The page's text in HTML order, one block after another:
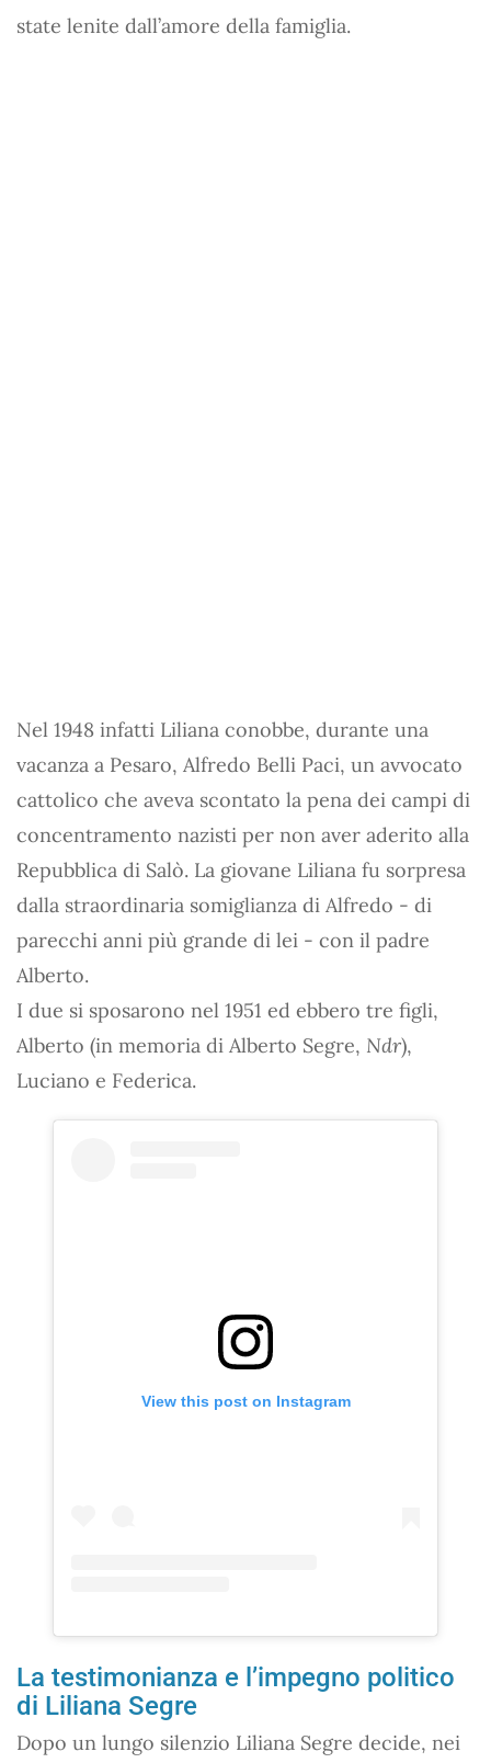
state lenite dall’amore della famiglia.
Nel 1948 infatti Liliana conobbe, durante una
vacanza a Pesaro, Alfredo Belli Paci, un avvocato
cattolico che aveva scontato la pena dei campi di
concentramento nazisti per non aver aderito alla
Repubblica di Salò. La giovane Liliana fu sorpresa
dalla straordinaria somiglianza di Alfredo - di
parecchi anni più grande di lei - con il padre
Alberto.
I due si sposarono nel 1951 ed ebbero tre figli,
Alberto (in memoria di Alberto Segre, Ndr),
Luciano e Federica.
View this post on Instagram
La testimonianza e l’impegno politico
di Liliana Segre
Dopo un lungo silenzio Liliana Segre decide, nei